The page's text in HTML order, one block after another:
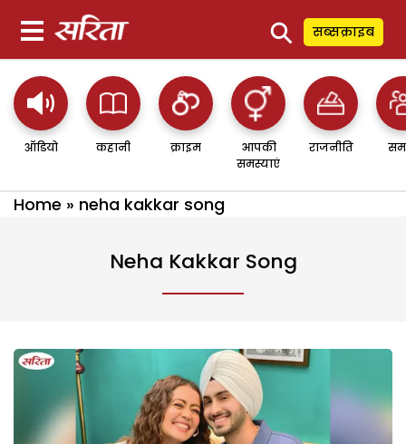
⚲ सब्सक्राइब
ऑडियो कहानी क्राइम
आपकी
समस्याएं
राजनीति
Home » neha kakkar song
Neha Kakkar Song